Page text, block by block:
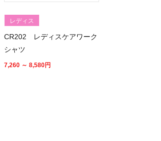
レディス
CR202 レディスケアワーク
シャツ
7,260 ～ 8,580円